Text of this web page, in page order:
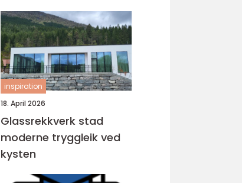
inspiration
18. April 2026
Glassrekkverk stad
moderne tryggleik ved
kysten